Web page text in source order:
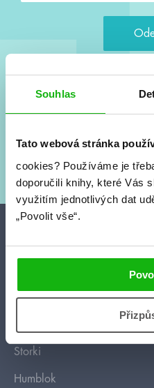
Souhlas
Tato webová stránka
cookies? Používáme je
doporučili knihy, které Vás
využitím jednotlivých dat
„Povolit vše“.
zpracování osobních údajů. S
jak zpracováváme
HumbookStage
Storki
Humblok